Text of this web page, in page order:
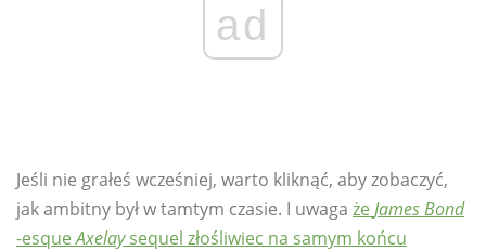
ad
Jeśli nie grałeś wcześniej, warto kliknąć, aby zobaczyć,
jak ambitny był w tamtym czasie. I uwaga że James Bond
-esqueAxelaysequel złośliwiec na samym końcu